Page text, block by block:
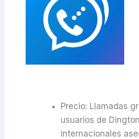
Precio: Llamadas
usuarios de
internacionales